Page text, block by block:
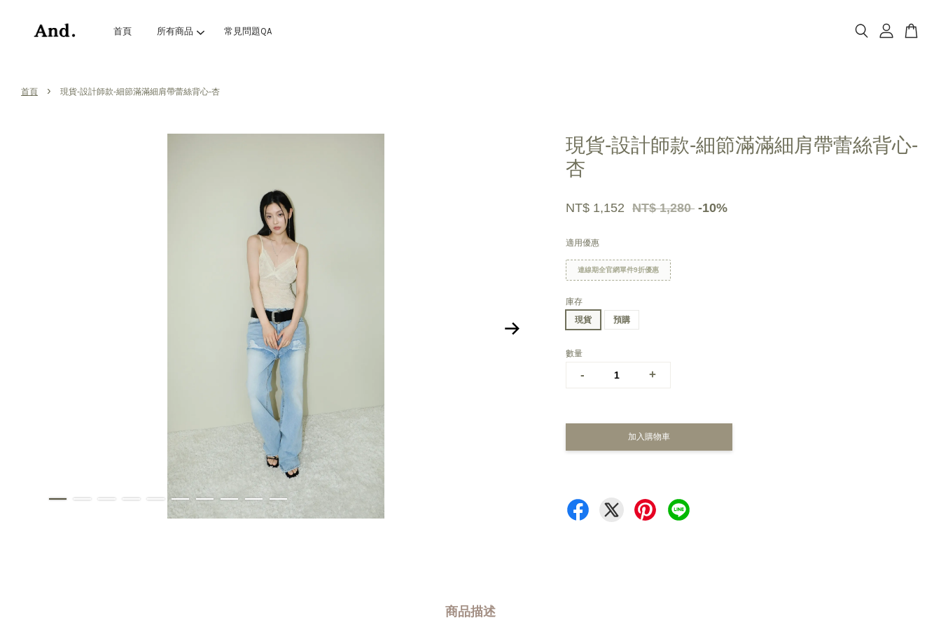
首頁 所有商品 常見問題QA
首頁 › 現貨-設計師款-細節滿滿細肩帶蕾絲背心-杏
現貨-設計師款-細節滿滿細肩帶蕾絲背心-
杏
NT$ 1,152 NT$ 1,280 -10%
適用優惠
連線期全官網單件9折優惠
庫存
現貨
預購
數量
- +
加入購物車
商品描述